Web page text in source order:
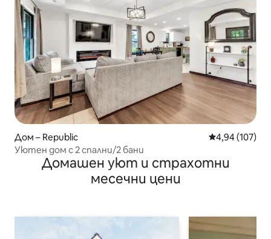
Дом – Republic Средна
4,94 (107)
Уютен дом с 2 спални/2 бани
Домашен уют и страхотни
месечни цени